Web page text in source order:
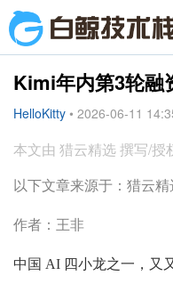
Kimi年内第3轮融
HelloKitty • 2026-06-11
本文由 猎云精选 撰写/授
以下文章来源于：猎云精
作者：王非
中国 AI 四小龙之一，又